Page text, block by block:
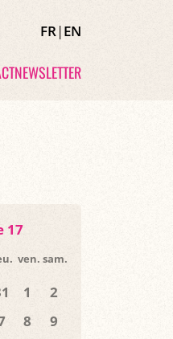
FR|EN
NEWSLETTER
17
ven. sam.
1
2
8
9